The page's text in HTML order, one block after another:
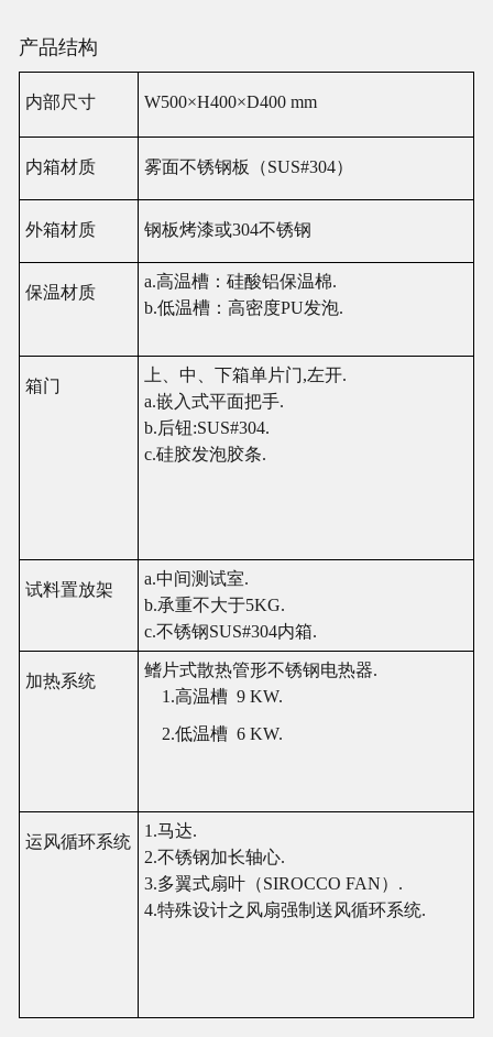
产品结构
内部尺寸 W500×H400×D400 mm
内箱材质 雾面不锈钢板（SUS#304）
外箱材质 钢板烤漆或304不锈钢
保温材质
a.高温槽：硅酸铝保温棉.
b.低温槽：高密度PU发泡.
箱门
上、中、下箱单片门,左开.
a.嵌入式平面把手.
b.后钮:SUS#304.
c.硅胶发泡胶条.
试料置放架
a.中间测试室.
b.承重不大于5KG.
c.不锈钢SUS#304内箱.
加热系统
鳍片式散热管形不锈钢电热器.
1.高温槽 9 KW.
2.低温槽 6 KW.
运风循环系统
1.马达.
2.不锈钢加长轴心.
3.多翼式扇叶（SIROCCO FAN）.
4.特殊设计之 风扇强制送风循环系统.